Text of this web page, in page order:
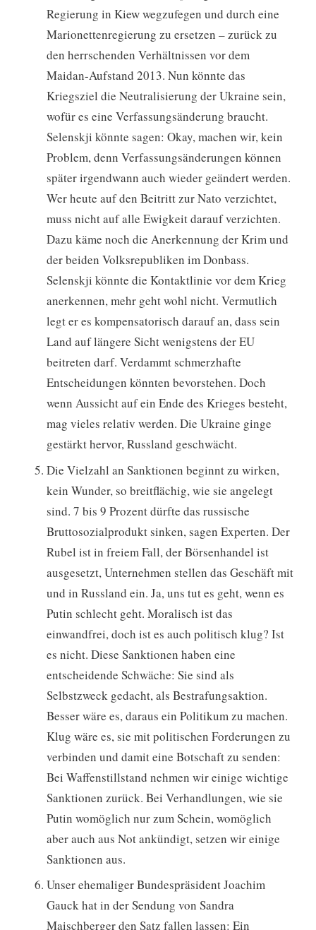
Regierung in Kiew wegzufegen und durch eine
Marionettenregierung zu ersetzen – zurück zu
den herrschenden Verhältnissen vor dem
Maidan-Aufstand 2013. Nun könnte das
Kriegsziel die Neutralisierung der Ukraine sein,
wofür es eine Verfassungsänderung braucht.
Selenskji könnte sagen: Okay, machen wir, kein
Problem, denn Verfassungsänderungen können
später irgendwann auch wieder geändert werden.
Wer heute auf den Beitritt zur Nato verzichtet,
muss nicht auf alle Ewigkeit darauf verzichten.
Dazu käme noch die Anerkennung der Krim und
der beiden Volksrepubliken im Donbass.
Selenskji könnte die Kontaktlinie vor dem Krieg
anerkennen, mehr geht wohl nicht. Vermutlich
legt er es kompensatorisch darauf an, dass sein
Land auf längere Sicht wenigstens der EU
beitreten darf. Verdammt schmerzhafte
Entscheidungen könnten bevorstehen. Doch
wenn Aussicht auf ein Ende des Krieges besteht,
mag vieles relativ werden. Die Ukraine ginge
gestärkt hervor, Russland geschwächt.
Die Vielzahl an Sanktionen beginnt zu wirken,
kein Wunder, so breitflächig, wie sie angelegt
sind. 7 bis 9 Prozent dürfte das russische
Bruttosozialprodukt sinken, sagen Experten. Der
Rubel ist in freiem Fall, der Börsenhandel ist
ausgesetzt, Unternehmen stellen das Geschäft mit
und in Russland ein. Ja, uns tut es geht, wenn es
Putin schlecht geht. Moralisch ist das
einwandfrei, doch ist es auch politisch klug? Ist
es nicht. Diese Sanktionen haben eine
entscheidende Schwäche: Sie sind als
Selbstzweck gedacht, als Bestrafungsaktion.
Besser wäre es, daraus ein Politikum zu machen.
Klug wäre es, sie mit politischen Forderungen zu
verbinden und damit eine Botschaft zu senden:
Bei Waffenstillstand nehmen wir einige wichtige
Sanktionen zurück. Bei Verhandlungen, wie sie
Putin womöglich nur zum Schein, womöglich
aber auch aus Not ankündigt, setzen wir einige
Sanktionen aus.
Unser ehemaliger Bundespräsident Joachim
Gauck hat in der Sendung von Sandra
Maischberger den Satz fallen lassen: Ein